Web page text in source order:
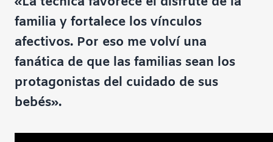
familia y fortalece los vínculos
afectivos. Por eso me volví una
fanática de que las familias sean los
protagonistas del cuidado de sus
bebés».